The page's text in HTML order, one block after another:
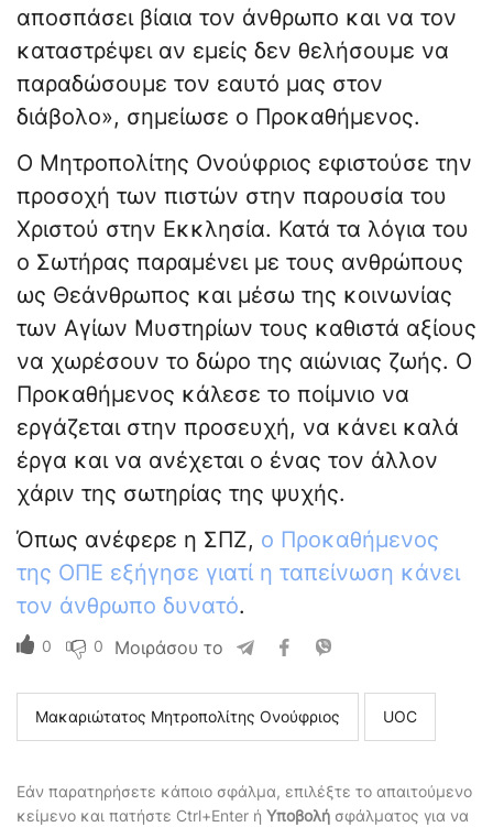
αποσπάσει βίαια τον άνθρωπο και να τον
καταστρέψει αν εμείς δεν θελήσουμε να
παραδώσουμε τον εαυτό μας στον
διάβολο», σημείωσε ο Προκαθήμενος.
Ο Μητροπολίτης Ονούφριος εφιστούσε την
προσοχή των πιστών στην παρουσία του
Χριστού στην Εκκλησία. Κατά τα λόγια του
ο Σωτήρας παραμένει με τους ανθρώπους
ως Θεάνθρωπος και μέσω της κοινωνίας
των Αγίων Μυστηρίων τους καθιστά αξίους
να χωρέσουν το δώρο της αιώνιας ζωής. Ο
Προκαθήμενος κάλεσε το ποίμνιο να
εργάζεται στην προσευχή, να κάνει καλά
έργα και να ανέχεται ο ένας τον άλλον
χάριν της σωτηρίας της ψυχής.
Όπως ανέφερε η ΣΠΖ, ο Προκαθήμενος
της ΟΠΕ εξήγησε γιατί η ταπείνωση κάνει
τον άνθρωπο δυνατό.
0 0 Μοιράσου το
Μακαριώτατος Μητροπολίτης Ονούφριος UOC
Εάν παρατηρήσετε κάποιο σφάλμα, επιλέξτε το απαιτούμενο
κείμενο και πατήστε Ctrl+Enter ή Υποβολή σφάλματος για να